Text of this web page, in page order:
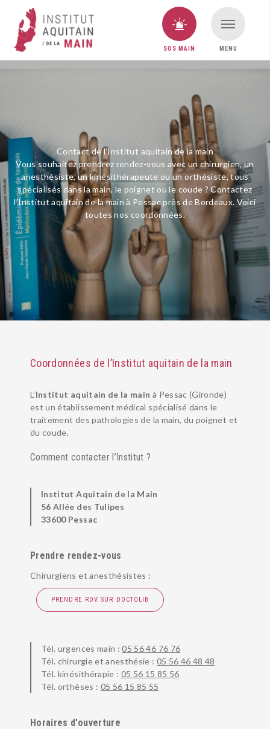
SOS MAIN
VOUS AVEZ UNE URGENCE MAIN ?
MENU
Contact de l’Institut aquitain de la main
Vous souhaitez prendrez rendez-vous avec un chirurgien, un
anesthésiste, un kinésithérapeute ou un orthésiste, tous
spécialisés dans la main, le poignet ou le coude ? Contactez
l’Institut aquitain de la main à Pessac près de Bordeaux. Voici
toutes nos coordonnées.
Coordonnées de l’Institut aquitain de la main
L’Institut aquitain de la main à Pessac (Gironde)
est un établissement médical spécialisé dans le
traitement des pathologies de la main, du poignet et
du coude.
Comment contacter l’Institut ?
Institut Aquitain de la Main
56 Allée des Tulipes
33600 Pessac
Prendre rendez-vous
Chirurgiens et anesthésistes :
PRENDRE RDV SUR DOCTOLIB
Tél. urgences main :05 56 46 76 76
Tél. chirurgie et anesthésie : 05 56 46 48 48
Tél. kinésithérapie : 05 56 15 85 56
Tél. orthèses : 05 56 15 85 55
Horaires d’ouverture